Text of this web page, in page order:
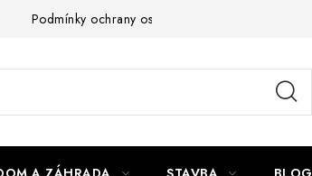
Podmínky ochrany osobních údajů